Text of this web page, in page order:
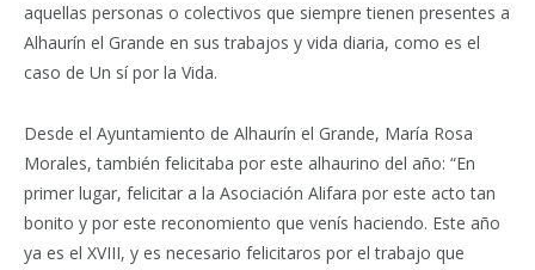
aquellas personas o colectivos que siempre tienen presentes a
Alhaurín el Grande en sus trabajos y vida diaria, como es el
caso de Un sí por la Vida.
Desde el Ayuntamiento de Alhaurín el Grande, María Rosa
Morales, también felicitaba por este alhaurino del año: “En
primer lugar, felicitar a la Asociación Alifara por este acto tan
bonito y por este reconomiento que venís haciendo. Este año
ya es el XVIII, y es necesario felicitaros por el trabajo que